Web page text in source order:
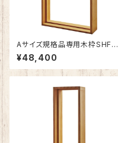
Aサイズ規格品専用木枠SHF-Z
A1
¥48,400